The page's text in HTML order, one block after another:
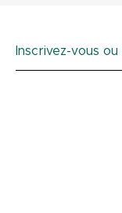
Inscrivez-vous ou